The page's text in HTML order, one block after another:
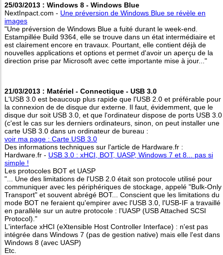
25/03/2013 : Windows 8 - Windows Blue
NextInpact.com - Une préversion de Windows Blue se révèle en
images
"Une préversion de Windows Blue a fuité durant le week-end.
Estampillée Build 9364, elle se trouve dans un état intermédiaire et
est clairement encore en travaux. Pourtant, elle contient déjà de
nouvelles applications et options et permet d'avoir un aperçu de la
direction prise par Microsoft avec cette importante mise à jour..."
21/03/2013 : Matériel - Connectique - USB 3.0
L'USB 3.0 est beaucoup plus rapide que l'USB 2.0 et préférable pour
la connexion de de disque dur externe. Il faut, évidemment, que le
disque dur soit USB 3.0, et que l'ordinateur dispose de ports USB 3.0
(c'est le cas sur les derniers ordinateurs, sinon, on peut installer une
carte USB 3.0 dans un ordinateur de bureau :
voir ma page : Carte USB 3.0
Des informations techniques sur l'article de Hardware.fr :
Hardware.fr - USB 3.0 : xHCI, BOT, UASP, Windows 7 et 8... pas si
simple !
Les protocoles BOT et UASP
"... Une des limitations de l'USB 2.0 était son protocole utilisé pour
communiquer avec les périphériques de stockage, appelé "Bulk-Only
Transport" et souvent abrégé BOT... Conscient que les limitations du
mode BOT ne feraient qu'empirer avec l'USB 3.0, l'USB-IF a travaillé
en parallèle sur un autre protocole : l'UASP (USB Attached SCSI
Protocol)."
L'interface xHCI (eXtensible Host Controller Interface) : n'est pas
intégrée dans Windows 7 (pas de gestion native) mais elle l'est dans
Windows 8 (avec UASP)
Etc.